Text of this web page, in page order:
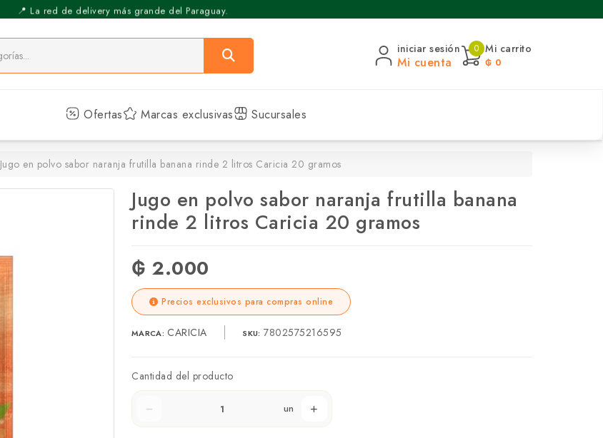
⚡️ Pickup Express - Retirás en 30 min.
iniciar sesión
Mi cuenta
0 Mi carrito
₲ 0
Ofertas Marcas exclusivas Sucursales
Jugo en polvo sabor naranja frutilla banana rinde 2 litros Caricia 20 gramos
Jugo en polvo sabor naranja frutilla banana
rinde 2 litros Caricia 20 gramos
₲ 2.000
Precios exclusivos para compras online
MARCA: CARICIA SKU: 7802575216595
Cantidad del producto
un